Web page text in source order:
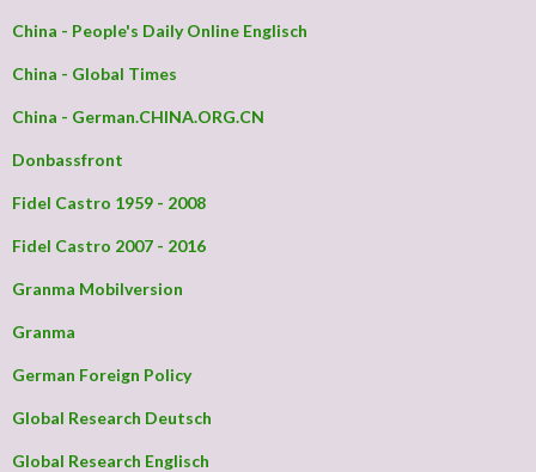
China - People's Daily Online Englisch
China - Global Times
China - German.CHINA.ORG.CN
Donbassfront
Fidel Castro 1959 - 2008
Fidel Castro 2007 - 2016
Granma Mobilversion
Granma
German Foreign Policy
Global Research Deutsch
Global Research Englisch